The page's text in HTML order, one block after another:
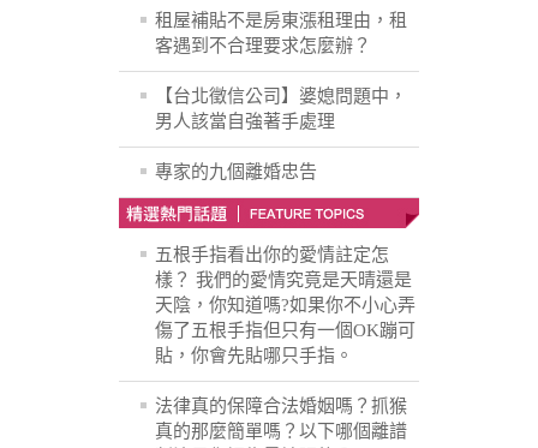
租屋補貼不是房東漲租理由，租
客遇到不合理要求怎麼辦？
【台北徵信公司】婆媳問題中，
男人該當自強著手處理
專家的九個離婚忠告
五根手指看出你的愛情註定怎
樣？ 我們的愛情究竟是天晴還是
天陰，你知道嗎?如果你不小心弄
傷了五根手指但只有一個OK蹦可
貼，你會先貼哪只手指。
法律真的保障合法婚姻嗎？抓猴
真的那麼簡單嗎？以下哪個離譜